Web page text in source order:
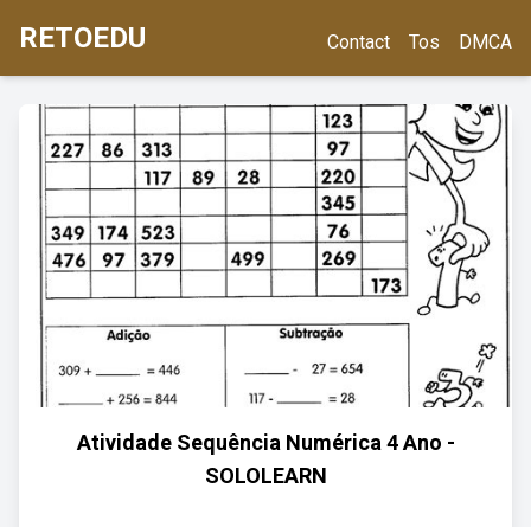
RETOEDU Contact Tos DMCA
Atividade Sequência Numérica 4 Ano -
SOLOLEARN